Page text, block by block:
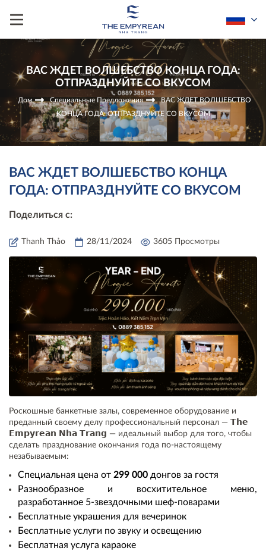
ВАС ЖДЕТ ВОЛШЕБСТВО КОНЦА ГОДА:
ОТПРАЗДНУЙТЕ СО ВКУСОМ
Дом Специальные Предложения
ВАС ЖДЕТ ВОЛШЕБСТВО
КОНЦА ГОДА: ОТПРАЗДНУЙТЕ СО ВКУСОМ
ВАС ЖДЕТ ВОЛШЕБСТВО КОНЦА
ГОДА: ОТПРАЗДНУЙТЕ СО ВКУСОМ
Поделиться с:
Thanh Thảo 28/11/2024 3605 Просмотры
Роскошные банкетные залы, современное оборудование и
преданный своему делу профессиональный персонал — 𝗧𝗵𝗲
𝗘𝗺𝗽𝘆𝗿𝗲𝗮𝗻 𝗡𝗵𝗮 𝗧𝗿𝗮𝗻𝗴 — идеальный выбор для того, чтобы
сделать празднование окончания года по-настоящему
незабываемым:
Специальная цена от 299 000 донгов за гостя
Разнообразное и восхитительное меню,
разработанное 5-звездочными шеф-поварами
Бесплатные украшения для вечеринок
Бесплатные услуги по звуку и освещению
Бесплатная услуга караоке